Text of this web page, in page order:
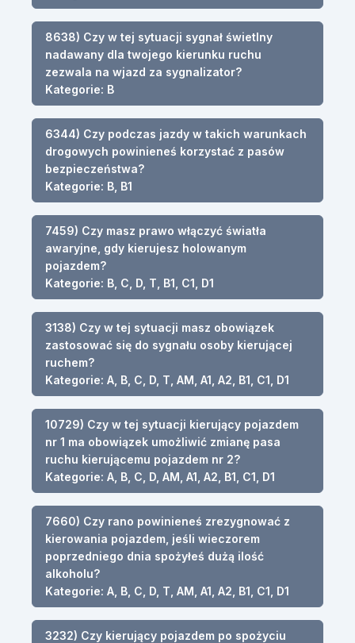
8638) Czy w tej sytuacji sygnał świetlny
nadawany dla twojego kierunku ruchu
zezwala na wjazd za sygnalizator?
Kategorie: B
6344) Czy podczas jazdy w takich warunkach
drogowych powinieneś korzystać z pasów
bezpieczeństwa?
Kategorie: B, B1
7459) Czy masz prawo włączyć światła
awaryjne, gdy kierujesz holowanym
pojazdem?
Kategorie: B, C, D, T, B1, C1, D1
3138) Czy w tej sytuacji masz obowiązek
zastosować się do sygnału osoby kierującej
ruchem?
Kategorie: A, B, C, D, T, AM, A1, A2, B1, C1, D1
10729) Czy w tej sytuacji kierujący pojazdem
nr 1 ma obowiązek umożliwić zmianę pasa
ruchu kierującemu pojazdem nr 2?
Kategorie: A, B, C, D, AM, A1, A2, B1, C1, D1
7660) Czy rano powinieneś zrezygnować z
kierowania pojazdem, jeśli wieczorem
poprzedniego dnia spożyłeś dużą ilość
alkoholu?
Kategorie: A, B, C, D, T, AM, A1, A2, B1, C1, D1
3232) Czy kierujący pojazdem po spożyciu